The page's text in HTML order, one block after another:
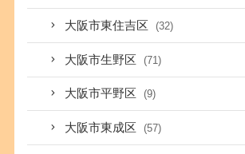
大阪市東住吉区 (32)
大阪市生野区 (71)
大阪市平野区 (9)
大阪市東成区 (57)